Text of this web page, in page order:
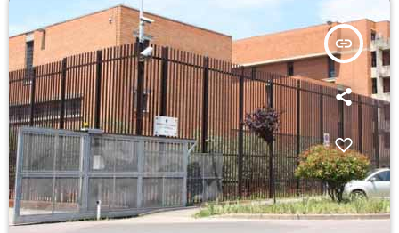
insert_link